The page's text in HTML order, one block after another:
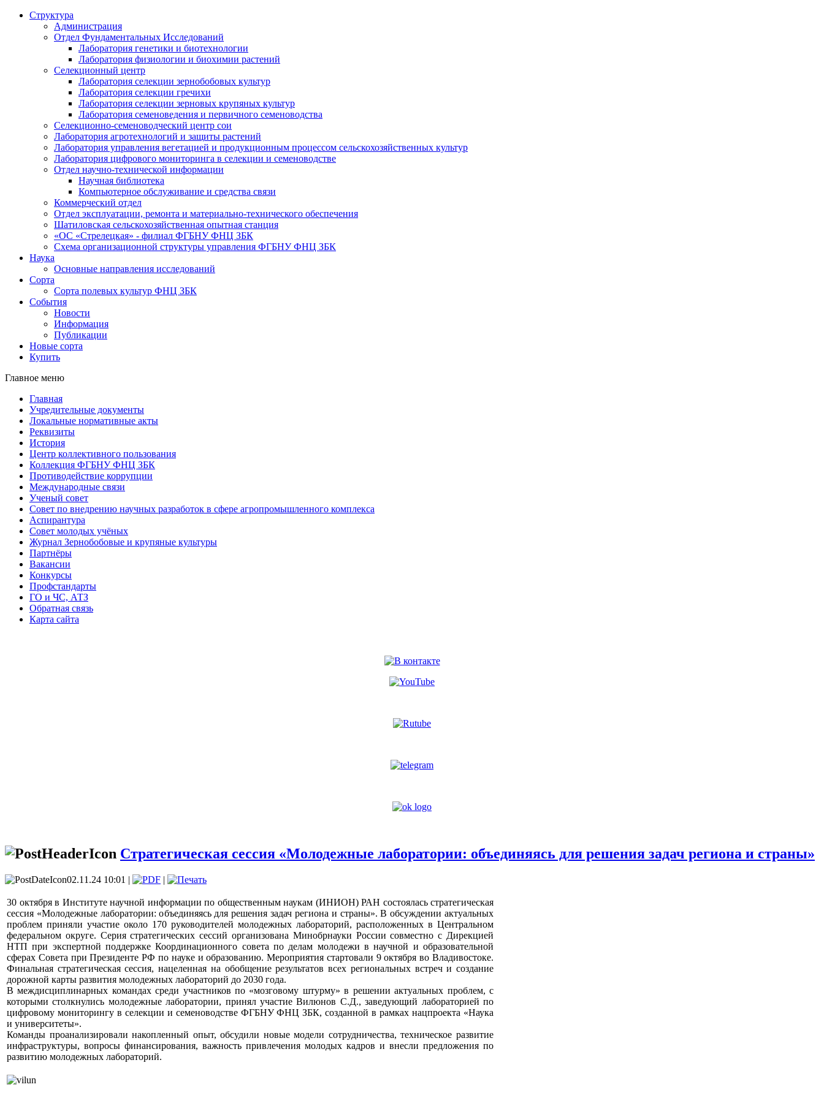
Структура
Администрация
Отдел Фундаментальных Исследований
Лаборатория генетики и биотехнологии
Лаборатория физиологии и биохимии растений
Селекционный центр
Лаборатория селекции зернобобовых культур
Лаборатория селекции гречихи
Лаборатория селекции зерновых крупяных культур
Лаборатория семеноведения и первичного семеноводства
Селекционно-семеноводческий центр сои
Лаборатория агротехнологий и защиты растений
Лаборатория управления вегетацией и продукционным процессом сельскохозяйственных культур
Лаборатория цифрового мониторинга в селекции и семеноводстве
Отдел научно-технической информации
Научная библиотека
Компьютерное обслуживание и средства связи
Коммерческий отдел
Отдел эксплуатации, ремонта и материально-технического обеспечения
Шатиловская сельскохозяйственная опытная станция
«ОС «Стрелецкая» - филиал ФГБНУ ФНЦ ЗБК
Схема организационной структуры управления ФГБНУ ФНЦ ЗБК
Наука
Основные направления исследований
Сорта
Сорта полевых культур ФНЦ ЗБК
События
Новости
Информация
Публикации
Новые сорта
Купить
Главное меню
Главная
Учредительные документы
Локальные нормативные акты
Реквизиты
История
Центр коллективного пользования
Коллекция ФГБНУ ФНЦ ЗБК
Противодействие коррупции
Международные связи
Ученый совет
Совет по внедрению научных разработок в сфере агропромышленного комплекса
Аспирантура
Совет молодых учёных
Журнал Зернобобовые и крупяные культуры
Партнёры
Вакансии
Конкурсы
Профстандарты
ГО и ЧС, АТЗ
Обратная связь
Карта сайта
Стратегическая сессия «Молодежные лаборатории: объединяясь для решения задач региона и страны»
02.11.24 10:01 | |
30 октября в Институте научной информации по общественным наукам (ИНИОН) РАН состоялась стратегическая
сессия «Молодежные лаборатории: объединяясь для решения задач региона и страны». В обсуждении актуальных
проблем приняли участие около 170 руководителей молодежных лабораторий, расположенных в Центральном
федеральном округе. Серия стратегических сессий организована Минобрнауки России совместно с Дирекцией
НТП при экспертной поддержке Координационного совета по делам молодежи в научной и образовательной
сферах Совета при Президенте РФ по науке и образованию. Мероприятия стартовали 9 октября во Владивостоке.
Финальная стратегическая сессия, нацеленная на обобщение результатов всех региональных встреч и создание
дорожной карты развития молодежных лабораторий до 2030 года.
В междисциплинарных командах среди участников по «мозговому штурму» в решении актуальных проблем, с
которыми столкнулись молодежные лаборатории, принял участие Вилюнов С.Д., заведующий лабораторией по
цифровому мониторингу в селекции и семеноводстве ФГБНУ ФНЦ ЗБК, созданной в рамках нацпроекта «Наука
и университеты».
Команды проанализировали накопленный опыт, обсудили новые модели сотрудничества, техническое развитие
инфраструктуры, вопросы финансирования, важность привлечения молодых кадров и внесли предложения по
развитию молодежных лабораторий.